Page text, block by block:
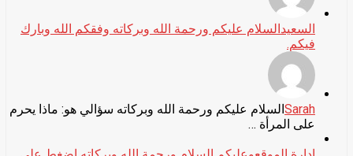
السعيدالسلام عليكم ورحمة الله وبركاته وفقكم الله وبارك
فيكم.
Sarahالسلام عليكم ورحمة الله وبركاته سؤالي هو: ماذا يحرم
على المرأة …